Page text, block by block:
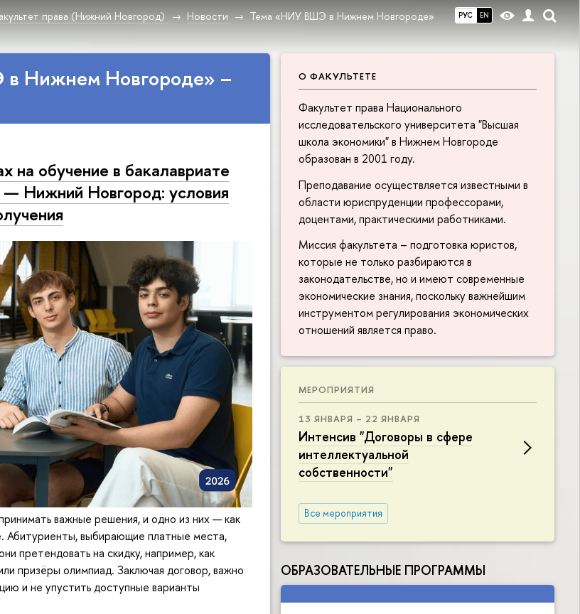
РУС EN
права (Нижний Новгород) Новости Тема «НИУ ВШЭ в Нижнем Новгороде»
О ФАКУЛЬТЕТЕ
Факультет права Национального
исследовательского университета "Высшая
школа экономики" в Нижнем Новгороде
образован в 2001 году.
Преподавание осуществляется известными в
области юриспруденции профессорами,
доцентами, практическими работниками.
Миссия факультета – подготовка юристов,
которые не только разбираются в
законодательстве, но и имеют современные
экономические знания, поскольку важнейшим
инструментом регулирования экономических
отношений является право.
МЕРОПРИЯТИЯ
13 ЯНВАРЯ – 22 ЯНВАРЯ
Интенсив "Договоры в сфере
интеллектуальной
собственности"
Все мероприятия
ОБРАЗОВАТЕЛЬНЫЕ ПРОГРАММЫ
Нижнем Новгороде» –
на обучение в бакалавриате
Новгород: условия
важные решения, и одно из них — как
Абитуриенты, выбирающие платные места,
претендовать на скидку, например, как
призёры олимпиад. Заключая договор, важно
и не упустить доступные варианты